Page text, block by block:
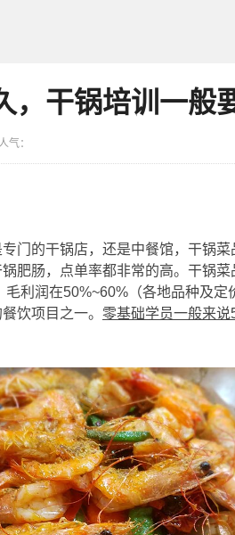
，干锅培训一般
：
门的干锅店，还是中餐馆，干锅
肥肠，点单率都非常的高。干锅菜
利润在50%~60%（各地品种及定
饮项目之一。 零基础学员一般来